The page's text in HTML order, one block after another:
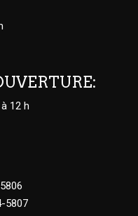
12 h
5807